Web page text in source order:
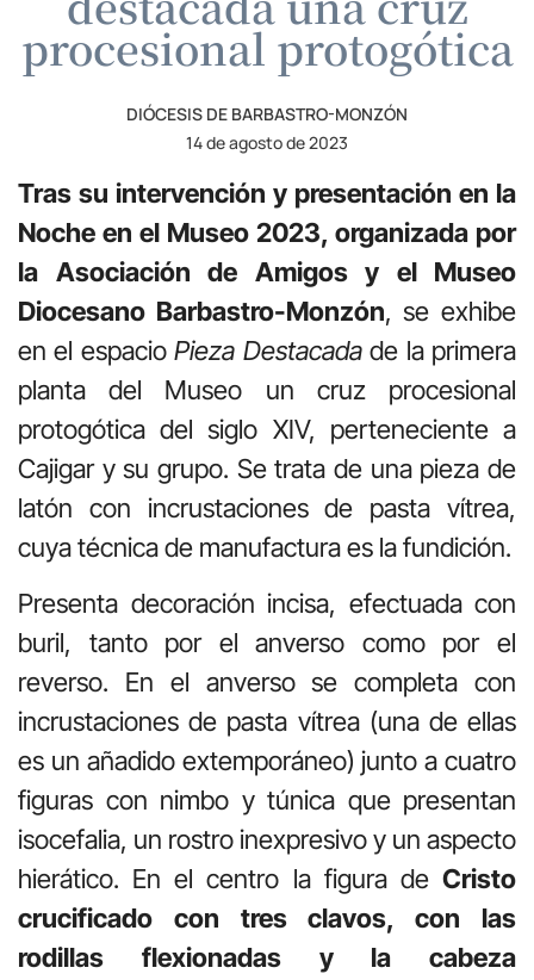
procesional protogótica
DIÓCESIS DE BARBASTRO-MONZÓN
14 de agosto de 2023
Tras su intervención y presentación en la
Noche en el Museo 2023, organizada por
la Asociación de Amigos y el Museo
Diocesano Barbastro-Monzón, se exhibe
en el espacioPieza Destacadade la primera
planta del Museo un cruz procesional
protogótica del siglo XIV, perteneciente a
Cajigar y su grupo. Se trata de una pieza de
latón con incrustaciones de pasta vítrea,
cuya técnica de manufactura es la fundición.
Presenta decoración incisa, efectuada con
buril, tanto por el anverso como por el
reverso. En el anverso se completa con
incrustaciones de pasta vítrea (una de ellas
es un añadido extemporáneo) junto a cuatro
figuras con nimbo y túnica que presentan
isocefalia, un rostro inexpresivo y un aspecto
hierático. En el centro la figura de Cristo
crucificado con tres clavos, con las
rodillas flexionadas y la cabeza